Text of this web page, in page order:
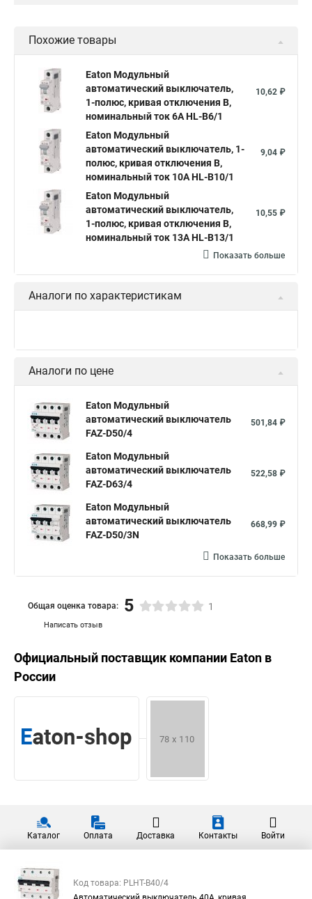
Похожие товары
Eaton Модульный
автоматический выключатель,
1-полюс, кривая отключения B,
номинальный ток 6А HL-B6/1
10,62 ₽
Eaton Модульный
автоматический выключатель, 1-
полюс, кривая отключения B,
номинальный ток 10А HL-B10/1
9,04 ₽
Eaton Модульный
автоматический выключатель,
1-полюс, кривая отключения B,
номинальный ток 13А HL-B13/1
10,55 ₽
Показать больше
Аналоги по характеристикам
Аналоги по цене
Eaton Модульный
автоматический выключатель
FAZ-D50/4
501,84 ₽
Eaton Модульный
автоматический выключатель
FAZ-D63/4
522,58 ₽
Eaton Модульный
автоматический выключатель
FAZ-D50/3N
668,99 ₽
Показать больше
Написать отзыв
Общая оценка товара: 5 1
Официальный поставщик компании Eaton в
России
Каталог Оплата Доставка Контакты Войти
Код товара: PLHT-B40/4